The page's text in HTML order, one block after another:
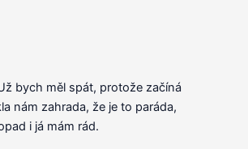
bych měl spát, protože začíná
nám zahrada, že je to paráda,
i já mám rád.